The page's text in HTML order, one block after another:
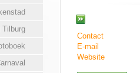
Tilburg
Contact
E-mail
Website